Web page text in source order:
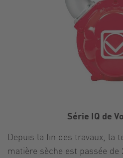
Série IQ de
Depuis la fin des travaux, la
matière sèche est passée